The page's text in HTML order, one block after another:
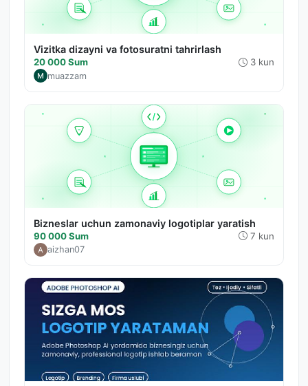
Vizitka dizayni va fotosuratni tahrirlash
20 000 Sum 3 kun
muazzam
Bizneslar uchun zamonaviy logotiplar yaratish
90 000 Sum 7 kun
aizhan07